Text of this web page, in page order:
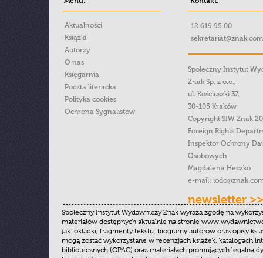
Aktualności
Książki
Autorzy
O nas
Księgarnia
Poczta literacka
Polityka cookies
Ochrona Sygnalistow
12 619 95 00
Społeczny Instytut
Znak Sp. z o.o.,
ul. Kościuszki 37,
30-105 Kraków
Copyright SIW Znak
Foreign Rights
Inspektor Ochrony
Osobowych
Magdalena Heczko
e-mail:
newsletter >>
Społeczny Instytut Wydawniczy Znak wyraża zgodę na
materiałów dostępnych aktualnie na stronie
jak: okładki, fragmenty tekstu, biogramy autorów oraz opisy
mogą zostać wykorzystane w recenzjach książek, katalogach
bibliotecznych (OPAC) oraz materiałach promujących legalną